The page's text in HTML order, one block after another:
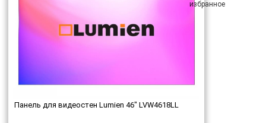
Панель для видеостен Lumien 46" LVW4618LL